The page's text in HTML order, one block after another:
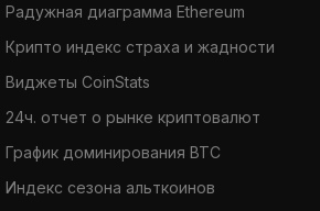
Радужная диаграмма Ethereum
Крипто индекс страха и жадности
Виджеты CoinStats
24ч. отчет о рынке криптовалют
График доминирования BTC
Индекс сезона альткоинов